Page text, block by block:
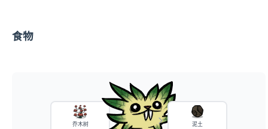
食物
乔木树
泥土